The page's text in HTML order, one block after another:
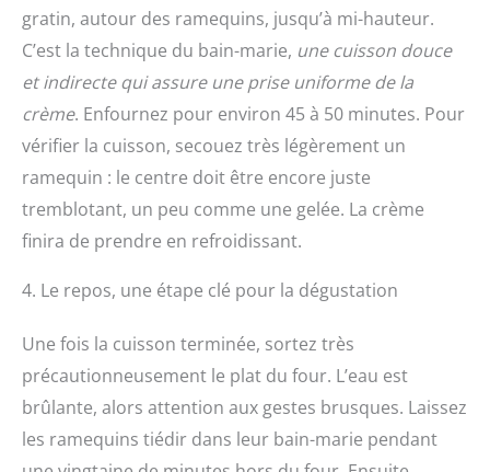
gratin, autour des ramequins, jusqu’à mi-hauteur.
C’est la technique du bain-marie, une cuisson douce
et indirecte qui assure une prise uniforme de la
crème. Enfournez pour environ 45 à 50 minutes. Pour
vérifier la cuisson, secouez très légèrement un
ramequin : le centre doit être encore juste
tremblotant, un peu comme une gelée. La crème
finira de prendre en refroidissant.
4. Le repos, une étape clé pour la dégustation
Une fois la cuisson terminée, sortez très
précautionneusement le plat du four. L’eau est
brûlante, alors attention aux gestes brusques. Laissez
les ramequins tiédir dans leur bain-marie pendant